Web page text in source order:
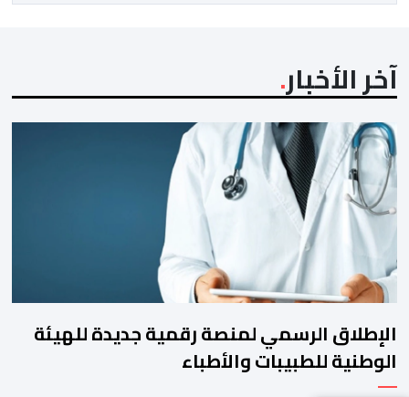
آخر الأخبار
الإطلاق الرسمي لمنصة رقمية جديدة للهيئة
الوطنية للطبيبات والأطباء